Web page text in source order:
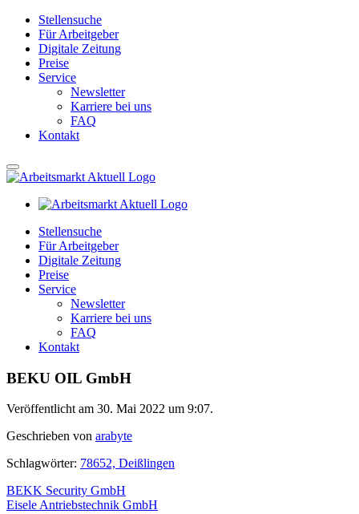
Stellensuche
Für Arbeitgeber
Digitale Zeitung
Preise
Service
Newsletter
Karriere bei uns
FAQ
Kontakt
Stellensuche
Für Arbeitgeber
Digitale Zeitung
Preise
Service
Newsletter
Karriere bei uns
FAQ
Kontakt
BEKU OIL GmbH
Veröffentlicht am 30. Mai 2022 um 9:07.
Geschrieben von arabyte
Schlagwörter: 78652, Deißlingen
Beitragsnavigation
BEKK Security GmbH
Eisele Antriebstechnik GmbH